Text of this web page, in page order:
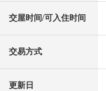
交屋时间/可入住时间
交易方式
更新日